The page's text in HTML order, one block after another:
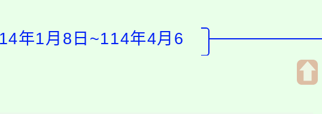
年1月8日~114年4月6